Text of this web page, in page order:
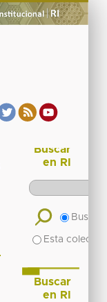
Buscar
en RI
Buscar
Esta
Buscar
en RI